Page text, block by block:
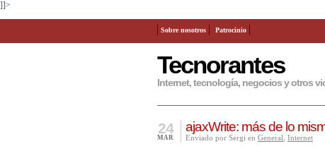
]]>
Tecnorantes
Internet, tecnología, negocios y otros
Sobre nosotros Patrocinio
ajaxWrite: más de lo
24
MAR Enviado por Sergi en General Internet